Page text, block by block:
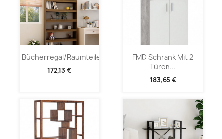
Bücherregal/Raumteiler...
172,13 €
FMD Schrank Mit 2
Türen...
183,65 €